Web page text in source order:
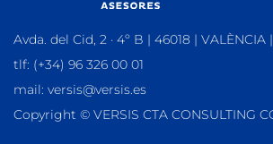
Avda. del Cid, 2 · 4º B | 46018 | VALÈNCIA |
tlf: (+34) 96 326 00 01
mail: versis@versis.es
Copyright © VERSIS CTA CONSULTING